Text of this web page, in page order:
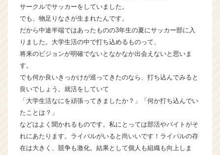
ア
（C
e
r
a
r
e
サークルでサッカーをしていました。
でも、物足りなさが生まれたんです。
だから中途半端ではあったものの3年生の夏にサッカー部に入
りました。大学生活の中で打ち込めるものって、
将来のビジョンが明確でないとなかなか出会えないと思いま
す。
でも何か良いきっかけが巡ってきたのなら、打ち込んでみると
良いでしょう。就活をしていて
「大学生活なにを頑張ってきましたか？」「何か打ち込んでい
たことは？」
などはよく聞かれるものです。私にとっては部活やバイトがそ
れにあたります。ライバルがいると尚いいです！ライバルの存
在は大きく、競争も激化。結果として個人も組織も向上しま